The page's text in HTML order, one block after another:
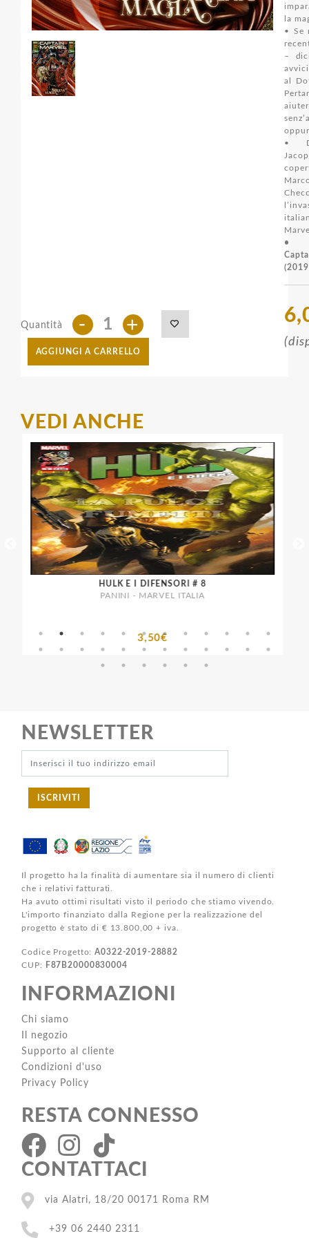
la
• Se
–
al
•
•
Quantità - +
AGGIUNGI A CARRELLO
VEDI ANCHE
HULK E I DIFENSORI # 8
PANINI - MARVEL ITALIA
3,50€
NEWSLETTER
ISCRIVITI
Il progetto ha la finalità di aumentare sia il numero di clienti
che i relativi fatturati.
Ha avuto ottimi risultati visto il periodo che stiamo vivendo.
L'importo finanziato dalla Regione per la realizzazione del
progetto è stato di € 13.800,00 + iva.
Codice Progetto:A0322-2019-28882
CUP:
F87B20000830004
INFORMAZIONI
Chi siamo
Il negozio
Supporto al cliente
Condizioni d'uso
Privacy Policy
RESTA CONNESSO
CONTATTACI
via Alatri, 18/20 00171 Roma RM
+39 06 2440 2311